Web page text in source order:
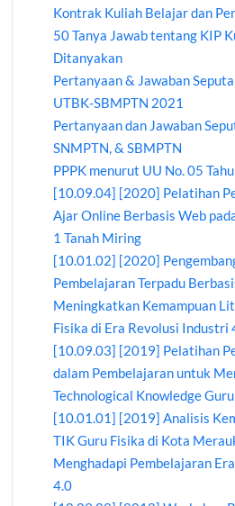
Kontrak Kuliah Belajar dan
50 Tanya Jawab tentang KIP
Ditanyakan
Pertanyaan & Jawaban
UTBK-SBMPTN 2021
Pertanyaan dan Jawaban
SNMPTN, & SBMPTN
PPPK menurut UU No. 05
[10.09.04] [2020] Pelatihan
Ajar Online Berbasis Web
1 Tanah Miring
[10.01.02] [2020]
Pembelajaran Terpadu
Meningkatkan Kemampuan
Fisika di Era Revolusi Industri
[10.09.03] [2019] Pelatihan
dalam Pembelajaran untuk
Technological Knowledge
[10.01.01] [2019] Analisis
TIK Guru Fisika di Kota
Menghadapi Pembelajaran
4.0